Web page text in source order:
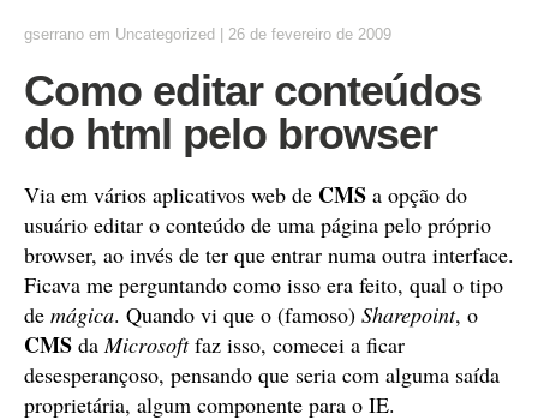
gserrano em Uncategorized 26 de fevereiro de 2009
Como editar conteúdos
do html pelo browser
Via em vários aplicativos web de CMS a opção do
usuário editar o conteúdo de uma página pelo próprio
browser, ao invés de ter que entrar numa outra interface.
Ficava me perguntando como isso era feito, qual o tipo
de mágica. Quando vi que o (famoso) Sharepoint, o
CMS daMicrosoftfaz isso, comecei a ficar
desesperançoso, pensando que seria com alguma saída
proprietária, algum componente para o IE.